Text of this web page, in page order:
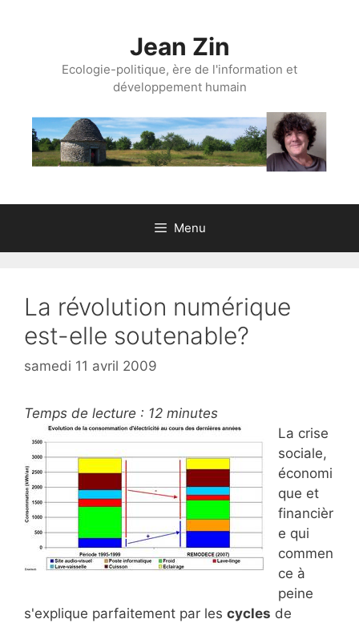
Jean Zin
Ecologie-politique, ère de l'information et
développement humain
Menu
La révolution numérique
est-elle soutenable?
samedi 11 avril 2009
Temps de lecture : 12 minutes
La crise
sociale,
économi
que et
financièr
e qui
commen
ce à
peine
s'explique parfaitement par les cycles de